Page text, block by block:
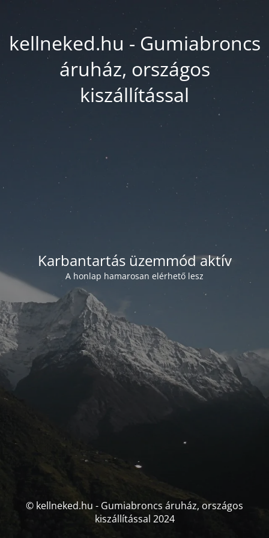
kellneked.hu - Gumiabroncs
áruház, országos
kiszállítással
Karbantartás üzemmód aktív
A honlap hamarosan elérhető lesz
© kellneked.hu - Gumiabroncs áruház, országos
kiszállítással 2024